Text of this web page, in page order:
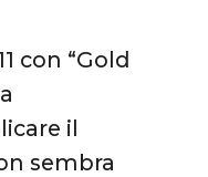
con “Gold
il
sembra